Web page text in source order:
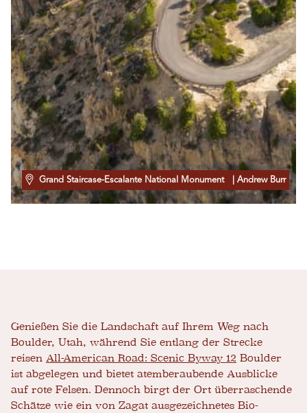
Grand Staircase-Escalante National Monument | Andrew Burr
Genießen Sie die Landschaft auf Ihrem Weg nach
Boulder, Utah, während Sie entlang der Strecke
reisen All-American Road: Scenic Byway 12 Boulder
ist abgelegen und bietet atemberaubende Ausblicke
auf rote Felsen. Dennoch birgt der Ort überraschende
Schätze wie ein von Zagat ausgezeichnetes Bio-